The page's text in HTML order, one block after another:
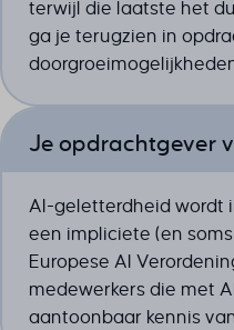
terwijl die laatste het
ga je terugzien in
Je opdrachtgever
AI-geletterdheid wordt
een impliciete (en
Europese AI
medewerkers die met
aantoonbaar kennis